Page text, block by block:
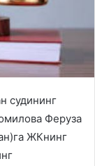
судининг
Феруза
ЖКнинг